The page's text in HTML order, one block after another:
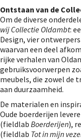
Ontstaan van de
Om de diverse
wij Collectie Oldambt:
Design, vier
waarvan een deel
rijke verhalen van
gebruiksvoorwerpen
meubels, die zowel de
aan duurzaamheid.
De materialen en
Oude boerderijen
(fieldlab Boerderijen),
(fieldlab Tot in mijn